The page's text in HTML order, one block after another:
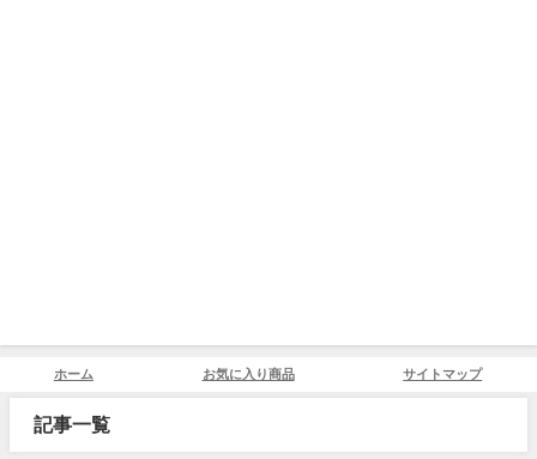
ホーム お気に入り商品 サイトマップ
記事一覧